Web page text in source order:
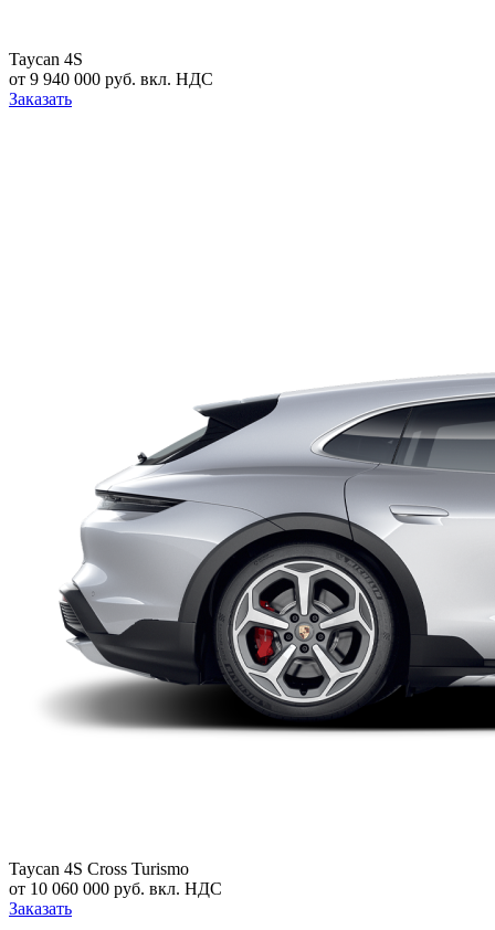
Taycan 4S
от 9 940 000 руб. вкл. НДС
Заказать
Taycan 4S Cross Turismo
от 10 060 000 руб. вкл. НДС
Заказать